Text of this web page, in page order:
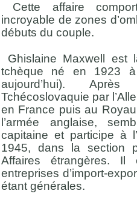
Cette affaire
incroyable de zones
débuts du couple.
Ghislaine Maxwell est
tchèque né en 1923 à
aujourd’hui).
Tchécoslovaquie par
en France puis au
l’armée anglaise,
capitaine et participe à
1945, dans la section
Affaires étrangères.
entreprises d’import-
étant générales.